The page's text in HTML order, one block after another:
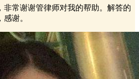
非常谢谢管律师对我的帮助。解答的
谢。